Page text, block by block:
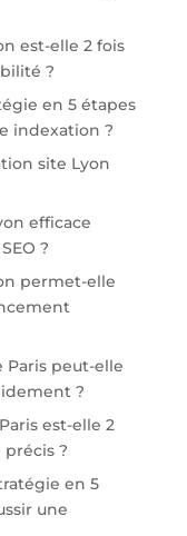
est-elle 2 fois
?
en 5 étapes
indexation ?
site Lyon
efficace
?
permet-elle
peut-elle
?
est-elle 2
?
en 5
une